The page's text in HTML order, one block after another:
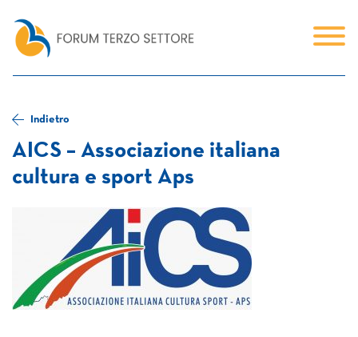
Indietro
AICS – Associazione italiana
cultura e sport Aps